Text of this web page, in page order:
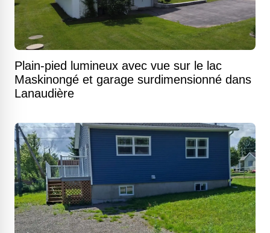
Plain-pied lumineux avec vue sur le lac
Maskinongé et garage surdimensionné dans
Lanaudière